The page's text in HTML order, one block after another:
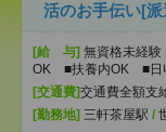
活のお手伝い[派
[給 与] 無資格未経
OK ■扶養内OK ■日
[交通費]交通費全額支
[勤務地] 三軒茶屋駅 /